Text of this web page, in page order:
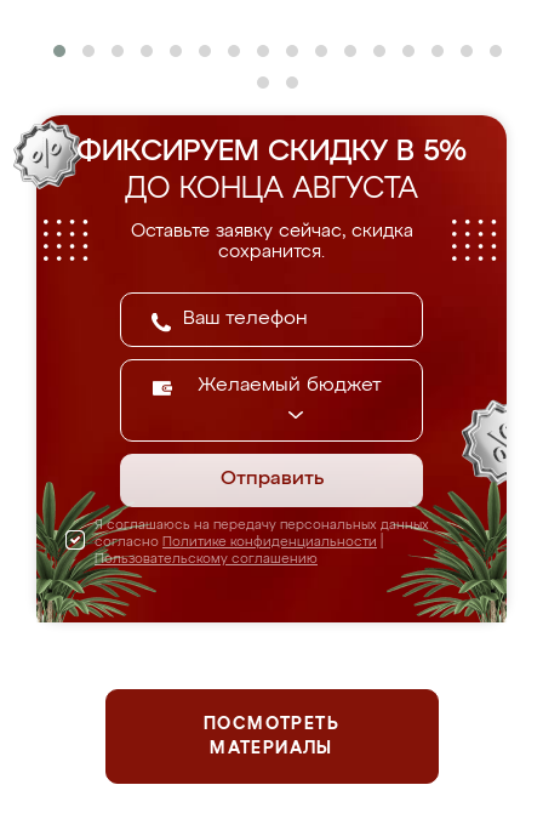
ФИКСИРУЕМ СКИДКУ В 5%
ДО КОНЦА АВГУСТА
Оставьте заявку сейчас, скидка
сохранится.
Желаемый бюджет
Отправить
Я соглашаюсь на передачу персональных данных
согласно Политике конфиденциальности
Пользовательскому соглашению
ПОСМОТРЕТЬ
МАТЕРИАЛЫ